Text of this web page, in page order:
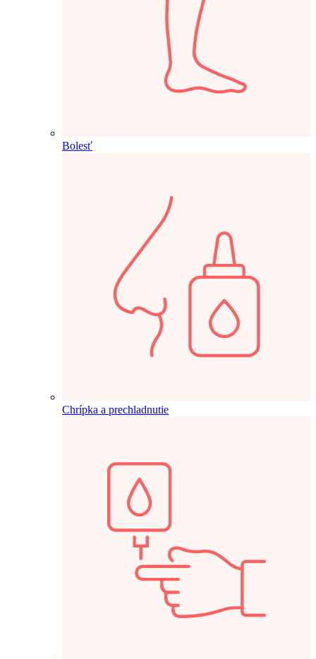
Bolesť
Chrípka a prechladnutie